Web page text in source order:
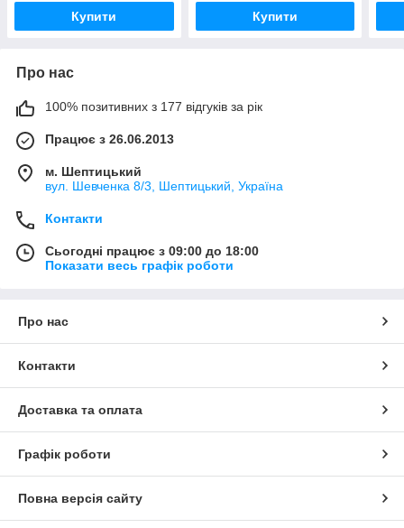
Купити Купити
Про нас
100% позитивних з 177 відгуків за рік
Працює з 26.06.2013
м. Шептицький
вул. Шевченка 8/3, Шептицький, Україна
Контакти
Сьогодні працює з 09:00 до 18:00
Показати весь графік роботи
Про нас
Контакти
Доставка та оплата
Графік роботи
Повна версія сайту